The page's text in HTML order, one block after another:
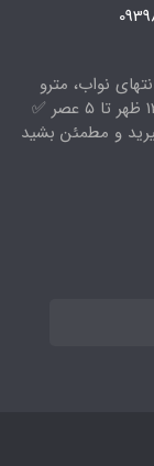
نواب، مترو
زمزم، خ. خانلو، خ. احمدی ⏰ ساعت : ۱۲ ظهر تا ۵ عصر ✅
و مطمئن بشید